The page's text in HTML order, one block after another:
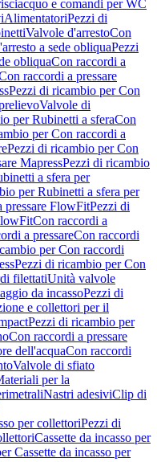
e comandi per WC
AlimentatoriPezzi di
Valvole d'arrestoCon
a sede obliquaPezzi
obliquaCon raccordi a
raccordi a pressare
Pezzi di ricambio per Con
Valvole di
per Rubinetti a sferaCon
per Con raccordi a
Pezzi di ricambio per Con
MapressPezzi di ricambio
a sfera per
per Rubinetti a sfera per
pressare FlowFitPezzi di
Con raccordi a
a pressareCon raccordi
per Con raccordi
Pezzi di ricambio per Con
filettatiUnità valvole
da incassoPezzi di
e collettori per il
Pezzi di ricambio per
Con raccordi a pressare
dell'acquaCon raccordi
Valvole di sfiato
per la
Nastri adesiviClip di
per collettoriPezzi di
Cassette da incasso per
Cassette da incasso per